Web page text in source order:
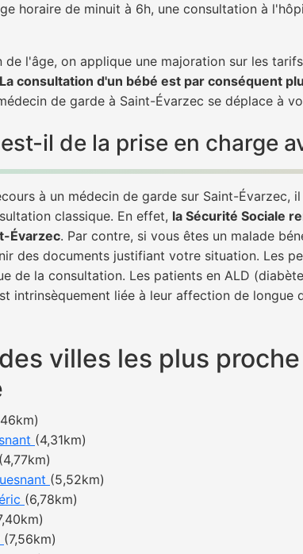
horaire de minuit à 6h, une consultation à
de l'âge, on applique une majoration sur les
La consultation d'un bébé est par conséquent
de garde à Saint-Évarzec se déplace à
il de la prise en charge
à un médecin de garde sur Saint-
classique. En effet, la Sécurité Sociale
Évarzec. Par contre, si vous êtes un malade
des documents justifiant votre situation. Les
de la consultation. Les patients en ALD
intrinsèquement liée à leur affection de longue
villes les plus
(4,31km)
(4,77km)
(5,52km)
(6,78km)
(7,56km)